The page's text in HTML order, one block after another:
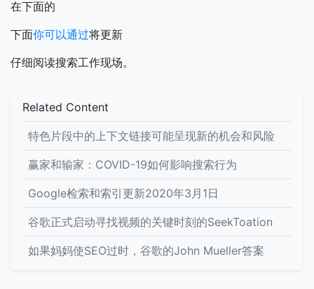
在下面的
下面你可以通过将更新
仔细阅读搜索工作现场。
Related Content
特色片段中的上下文链接可能呈现新的机会和风险
赢家和输家：COVID-19如何影响搜索行为
Google检索和索引更新2020年3月1日
谷歌正式启动寻找视频的关键时刻的SeekToation
如果妈妈使SEO过时，谷歌的John Mueller答案